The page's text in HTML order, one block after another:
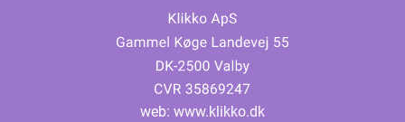
web: www.klikko.dk